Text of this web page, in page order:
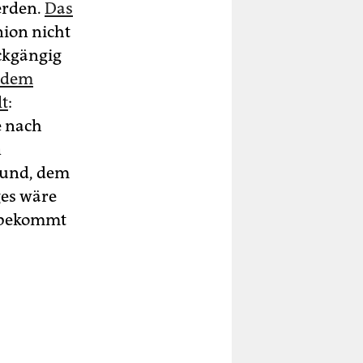
Das
nicht
:
nach
dem
wäre